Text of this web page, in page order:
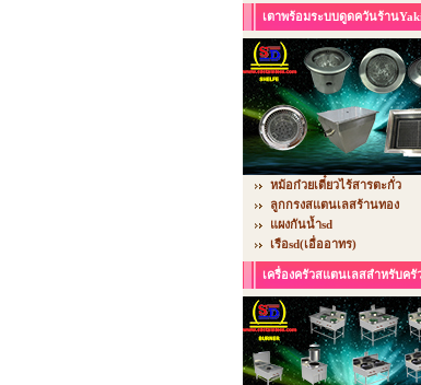
เตาพร้อมระบบดูดควันร้าน
หม้อก๋วยเตี๋ยวไร้สารตะกั่ว
ลูกกรงสแตนเลสร้านทอง
แผงกันน้ำsd
เรือsd(เอื่ออาทร)
เครื่องครัวสแตนเลสสำหรับครั